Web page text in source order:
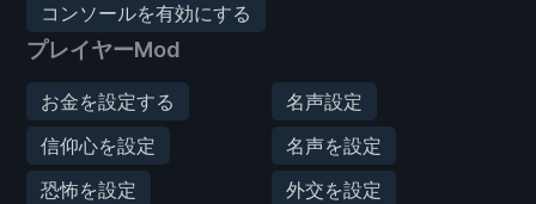
コンソールを有効にする
プレイヤーMod
お金を設定する
名声設定
信仰心を設定
名声を設定
恐怖を設定
外交を設定